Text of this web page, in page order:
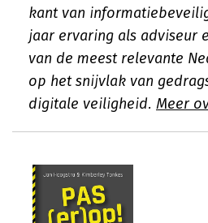
kant van
jaar ervaring als adviseur
van de meest relevante
op het snijvlak van
digitale veiligheid. Meer